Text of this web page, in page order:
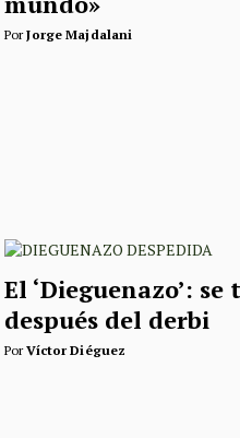
PorJorge Majdalani
El ‘Dieguenazo’:
después del derbi
PorVíctor Diéguez